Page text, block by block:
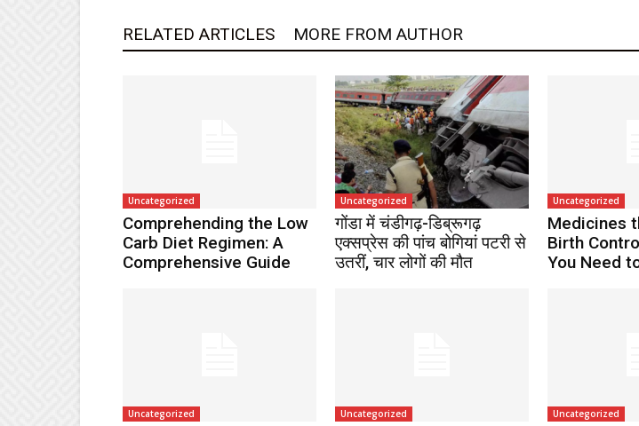
RELATED ARTICLES MORE FROM AUTHOR
Uncategorized
Comprehending the Low
Carb Diet Regimen: A
Comprehensive Guide
Uncategorized
गोंडा में चंडीगढ़-डिब्रूगढ़
एक्सप्रेस की पांच बोगियां पटरी से
उतरीं, चार लोगों की मौत
Uncategorized
Medicines
Birth
You Need
Uncategorized Uncategorized Uncategorized